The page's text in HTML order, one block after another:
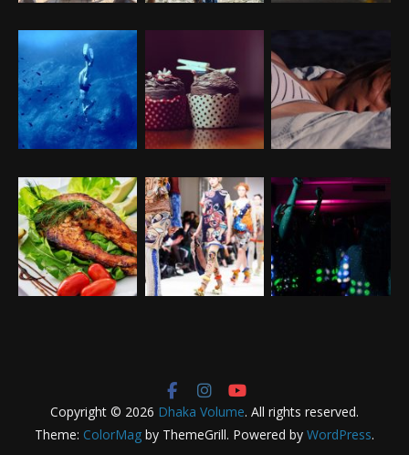
Copyright © 2026 Dhaka Volume. All rights reserved.
Theme: ColorMag by ThemeGrill. Powered by WordPress.